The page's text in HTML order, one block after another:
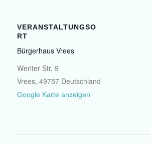
VERANSTALTUNGSO
RT
Bürgerhaus Vrees
Werlter Str. 9
Vrees, 49757 Deutschland
Google Karte anzeigen